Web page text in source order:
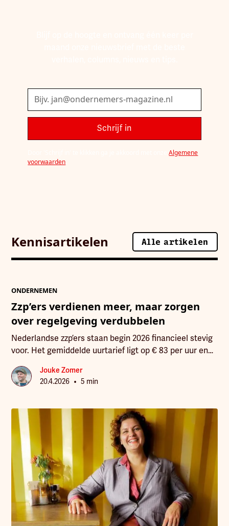
Door 'Schrijf in' te klikken ga je akkoord met onzeAlgemene
voorwaarden
Kennisartikelen
Alle artikelen
Alle artikelen
ONDERNEMEN
Zzp’ers verdienen meer, maar zorgen
over regelgeving verdubbelen
Nederlandse zzp’ers staan begin 2026 financieel stevig
voor. Het gemiddelde uurtarief ligt op € 83 per uur en
Jouke Zomer
20.4.2026 • 5 min